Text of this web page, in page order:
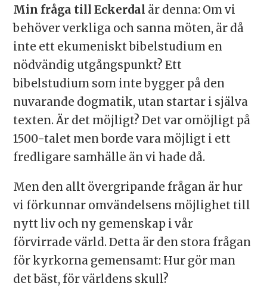
Min fråga till Eckerdal är denna: Om vi
behöver verkliga och sanna möten, är då
inte ett ekumeniskt bibelstudium en
nödvändig utgångspunkt? Ett
bibelstudium som inte bygger på den
nuvarande dogmatik, utan startar i själva
texten. Är det möjligt? Det var omöjligt på
1500-talet men borde vara möjligt i ett
fredligare samhälle än vi hade då.
Men den allt övergripande frågan är hur
vi förkunnar omvändelsens möjlighet till
nytt liv och ny gemenskap i vår
förvirrade värld. Detta är den stora frågan
för kyrkorna gemensamt: Hur gör man
det bäst, för världens skull?